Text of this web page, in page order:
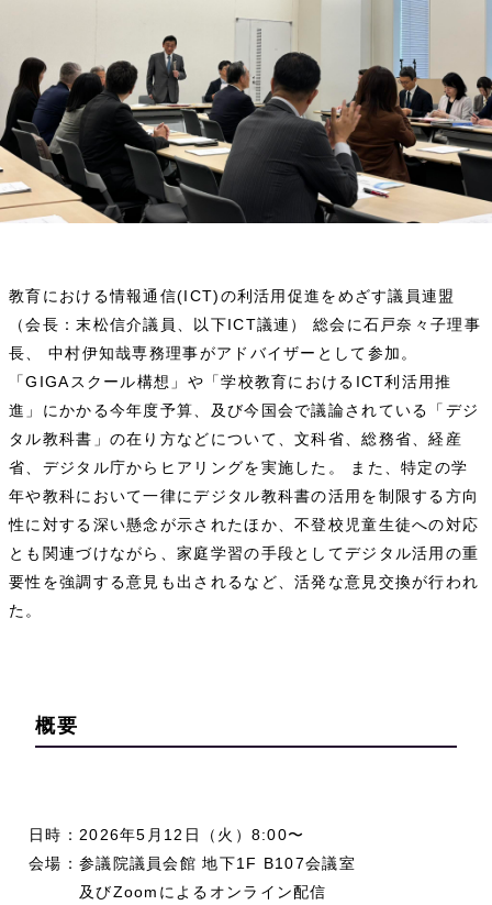
教育における情報通信(ICT)の利活用促進をめざす議員連盟
（会長：末松信介議員、以下ICT議連） 総会に石戸奈々子理事
長、 中村伊知哉専務理事がアドバイザーとして参加。
「GIGAスクール構想」や「学校教育におけるICT利活用推
進」にかかる今年度予算、及び今国会で議論されている「デジ
タル教科書」の在り方などについて、文科省、総務省、経産
省、デジタル庁からヒアリングを実施した。 また、特定の学
年や教科において一律にデジタル教科書の活用を制限する方向
性に対する深い懸念が示されたほか、不登校児童生徒への対応
とも関連づけながら、家庭学習の手段としてデジタル活用の重
要性を強調する意見も出されるなど、活発な意見交換が行われ
た。
概要
日時：2026年5月12日（火）8:00〜
会場：参議院議員会館 地下1F B107会議室
及びZoomによるオンライン配信